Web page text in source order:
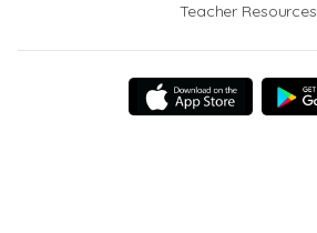
Teacher Resources